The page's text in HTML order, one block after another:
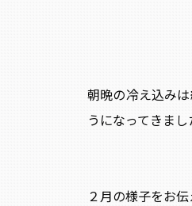
朝晩の冷え込み
うになってきまし
２月の様子をお伝